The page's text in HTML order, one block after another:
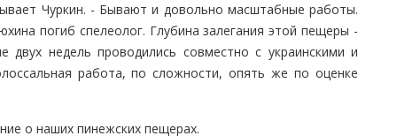
Чуркин. - Бывают и довольно масштабные работы.
погиб спелеолог. Глубина залегания этой пещеры -
недель проводились совместно с украинскими и
работа, по сложности, опять же по оценке
о наших пинежских пещерах.